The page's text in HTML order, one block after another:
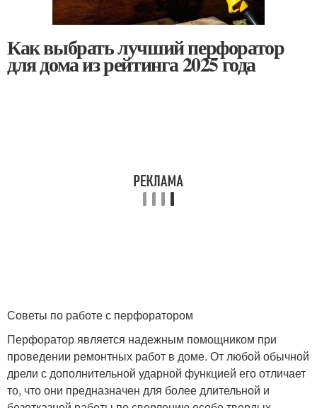
Как выбрать лучший перфоратор
для дома из рейтинга 2025 года
Советы по работе с перфоратором
Перфоратор является надежным помощником при
проведении ремонтных работ в доме. От любой обычной
дрели с дополнительной ударной функцией его отличает
то, что они предназначен для более длительной и